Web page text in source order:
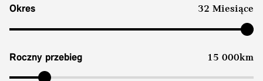
Okres 32 Miesiące
Roczny przebieg 15 000km